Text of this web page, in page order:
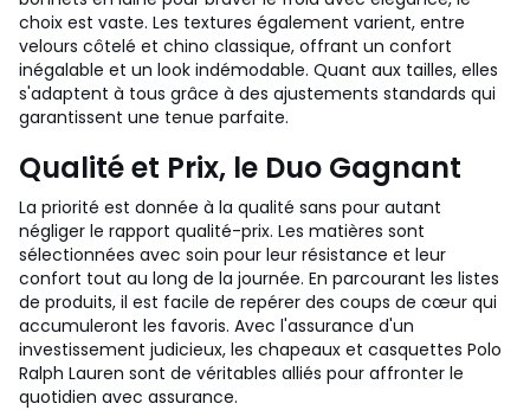
choix est vaste. Les textures également varient, entre
velours côtelé et chino classique, offrant un confort
inégalable et un look indémodable. Quant aux tailles, elles
s'adaptent à tous grâce à des ajustements standards qui
garantissent une tenue parfaite.
Qualité et Prix, le Duo Gagnant
La priorité est donnée à la qualité sans pour autant
négliger le rapport qualité-prix. Les matières sont
sélectionnées avec soin pour leur résistance et leur
confort tout au long de la journée. En parcourant les listes
de produits, il est facile de repérer des coups de cœur qui
accumuleront les favoris. Avec l'assurance d'un
investissement judicieux, les chapeaux et casquettes Polo
Ralph Lauren sont de véritables alliés pour affronter le
quotidien avec assurance.